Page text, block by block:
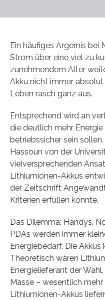
Ein häufiges Ärgernis bei
Strom über eine viel zu
zunehmendem Alter
Akku nicht immer
Leben rasch ganz aus.
Entsprechend wird an
die deutlich mehr
betriebssicher sein
Hassoun von der
vielversprechenden
Lithiumionen-Akkus
der Zeitschrift
Kriterien erfüllen könnte.
Das Dilemma: Handys,
PDAs werden immer
Energiebedarf. Die
Theoretisch wären
Energielieferant der
Masse – wesentlich
Lithiumionen-Akkus